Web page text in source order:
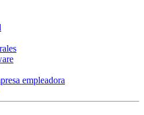
empleadora